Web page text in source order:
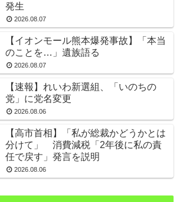
発生
2026.08.07
【イオンモール熊本爆発事故】「本当
のことを…」遺族語る
2026.08.07
【速報】れいわ新選組、「いのちの
党」に党名変更
2026.08.06
【高市首相】「私が総裁かどうかとは
分けて」 消費減税「2年後に私の責
任で戻す」発言を説明
2026.08.06